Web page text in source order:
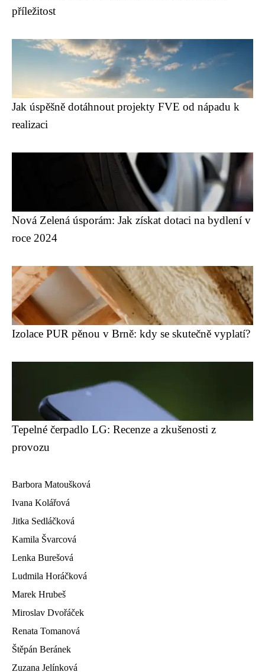
příležitost
Jak úspěšně dotáhnout projekty FVE od nápadu k
realizaci
Nová Zelená úsporám: Jak získat dotaci na bydlení v
roce 2024
Izolace PUR pěnou v Brně: kdy se skutečně vyplatí?
Tepelné čerpadlo LG: Recenze a zkušenosti z
provozu
Barbora Matoušková
Ivana Kolářová
Jitka Sedláčková
Kamila Švarcová
Lenka Burešová
Ludmila Horáčková
Marek Hrubeš
Miroslav Dvořáček
Renata Tomanová
Štěpán Beránek
Zuzana Jelínková